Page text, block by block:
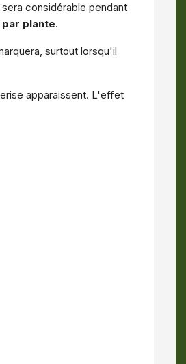
considérable pendant
plante.
surtout lorsqu'il
apparaissent. L'effet